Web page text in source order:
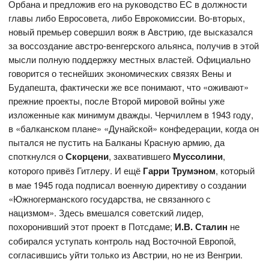
Орбана и предложив его на руководство ЕС в должности
главы либо Евросовета, либо Еврокомиссии. Во-вторых,
новый премьер совершил вояж в Австрию, где высказался
за воссоздание австро-венгерского альянса, получив в этой
мысли полную поддержку местных властей. Официально
говорится о теснейших экономических связях Вены и
Будапешта, фактически же все понимают, что «оживают»
прежние проекты, после Второй мировой войны уже
изложенные как минимум дважды. Черчиллем в 1943 году,
в «балканском плане» «Дунайской» конфедерации, когда он
пытался не пустить на Балканы Красную армию, да
споткнулся оСкорцени, захватившего Муссолини,
которого привёз Гитлеру. И ещё Гарри Трумэном, который
в мае 1945 года подписал военную директиву о создании
«Южногерманского государства, не связанного с
нацизмом». Здесь вмешался советский лидер,
похоронивший этот проект в Потсдаме; И.В. Сталин не
собирался уступать контроль над Восточной Европой,
согласившись уйти только из Австрии, но не из Венгрии.